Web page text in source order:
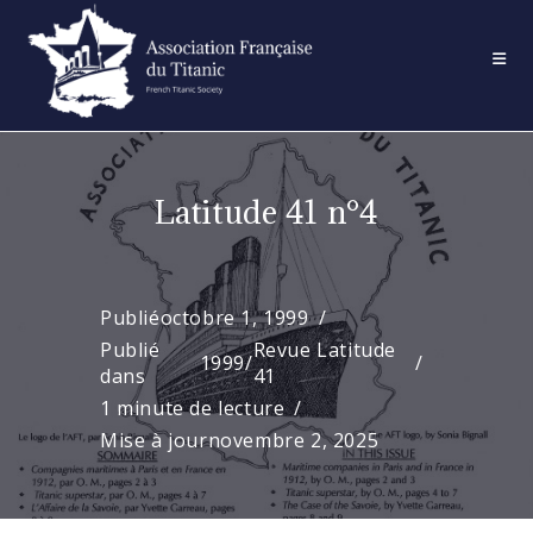
content
Latitude 41 n°4
Publiéoctobre 1, 1999
Publié
dans
1999/Revue Latitude
41
1 minute de lecture
Mise à journovembre 2, 2025